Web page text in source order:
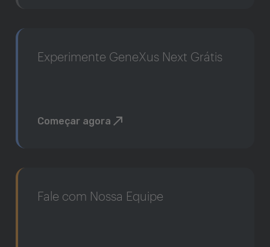
Experimente GeneXus Next Grátis
Começar agora
Fale com Nossa Equipe